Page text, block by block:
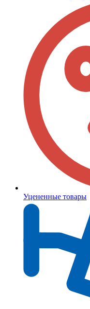
Уцененные товары